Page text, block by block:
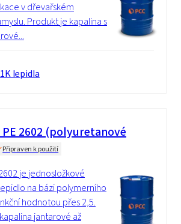
v dřevařském
Produkt je kapalina s
lepidla
2602 (polyuretanové
Připraven k použití
je jednosložkové
na bázi polymerního
hodnotou přes 2,5.
jantarové až